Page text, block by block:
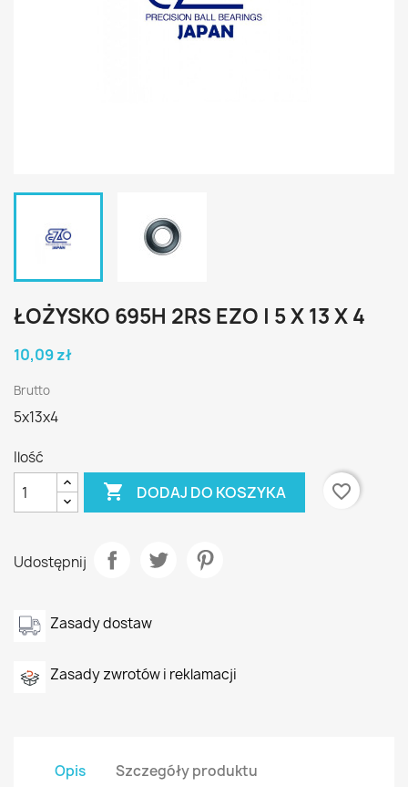
ŁOŻYSKO 695H 2RS EZO | 5 X 13 X 4
10,09 zł
Brutto
5x13x4
Ilość
 DODAJ DO KOSZYKA favorite_border
Udostępnij
Zasady dostaw
Zasady zwrotów i reklamacji
Opis Szczegóły produktu